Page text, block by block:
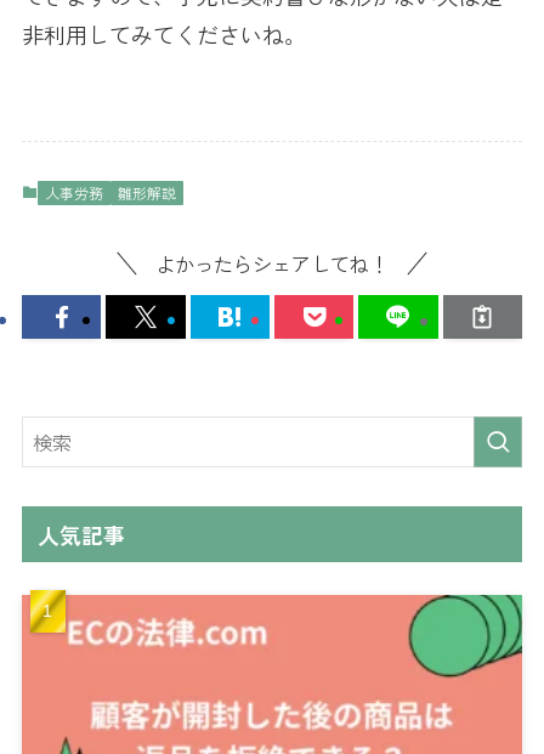
非利用してみてくださいね。
人事労務 雛形解説
よかったらシェアしてね！
人気記事